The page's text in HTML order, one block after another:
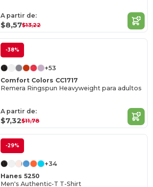
A partir de:
$8,57$13,22
-38%
+53
Comfort Colors CC1717
Remera Ringspun Heavyweight para adultos
A partir de:
$7,32$11,78
-29%
+34
Hanes 5250
Men's Authentic-T T-Shirt